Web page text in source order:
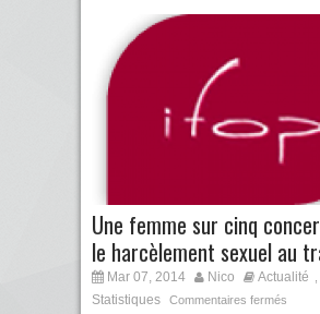
Une femme sur cinq
le harcèlement sexuel au
Mar 07, 2014 Nico Actualité ,
Statistiques
Commentaires fermés